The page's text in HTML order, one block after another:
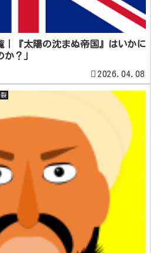
｜『太陽の沈まぬ帝国』はいかに
？」
2026.04.08